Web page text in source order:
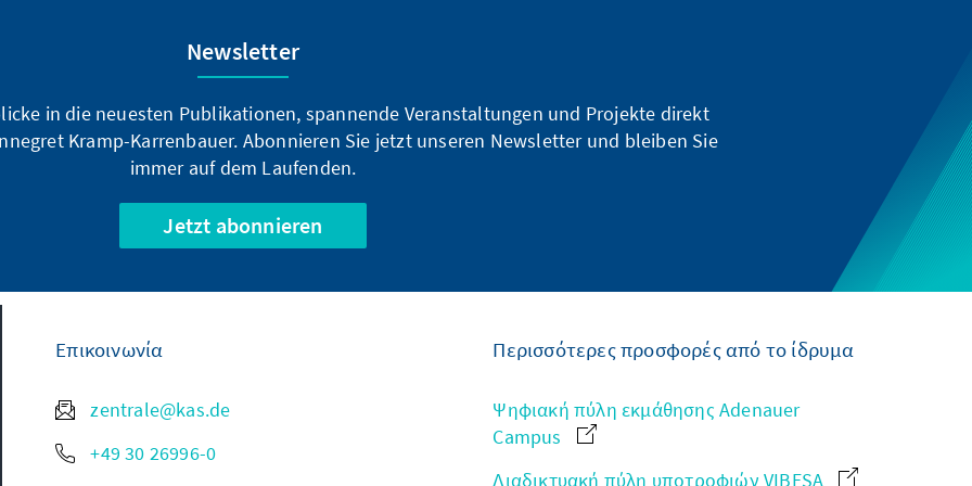
Newsletter
in die neuesten Publikationen, spannende Veranstaltungen und Projekte direkt
Kramp-Karrenbauer. Abonnieren Sie jetzt unseren Newsletter und bleiben Sie
immer auf dem Laufenden.
Jetzt abonnieren
Επικοινωνία
zentrale@kas.de
+49 30 26996-0
Περισσότερες προσφορές από το ίδρυμα
Ψηφιακή πύλη εκμάθησης Adenauer
Campus
Διαδικτυακή πύλη υποτροφιών VIBESA